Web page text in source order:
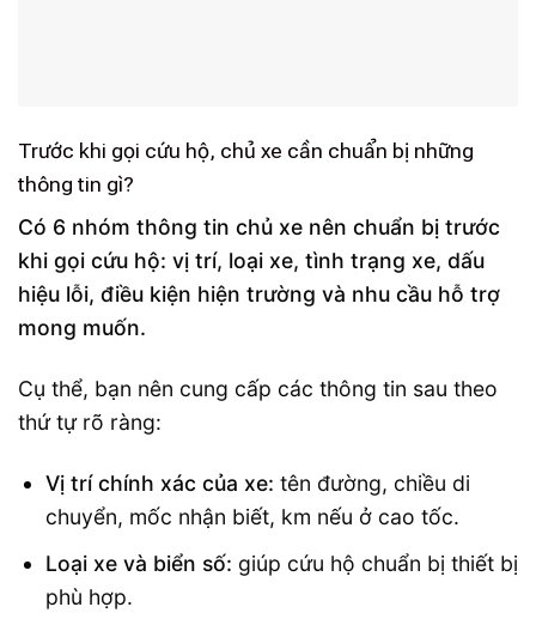
Trước khi gọi cứu hộ, chủ xe cần chuẩn bị những
thông tin gì?
Có 6 nhóm thông tin chủ xe nên chuẩn bị trước
khi gọi cứu hộ: vị trí, loại xe, tình trạng xe, dấu
hiệu lỗi, điều kiện hiện trường và nhu cầu hỗ trợ
mong muốn.
Cụ thể, bạn nên cung cấp các thông tin sau theo
thứ tự rõ ràng:
Vị trí chính xác của xe: tên đường, chiều di
chuyển, mốc nhận biết, km nếu ở cao tốc.
Loại xe và biển số: giúp cứu hộ chuẩn bị thiết bị
phù hợp.